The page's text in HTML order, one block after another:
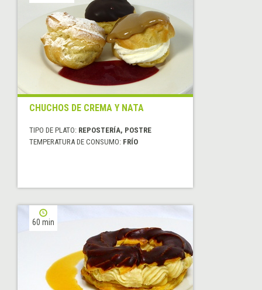
CHUCHOS DE CREMA Y NATA
TIPO DE PLATO: REPOSTERÍA, POSTRE
TEMPERATURA DE CONSUMO: FRÍO
60 min